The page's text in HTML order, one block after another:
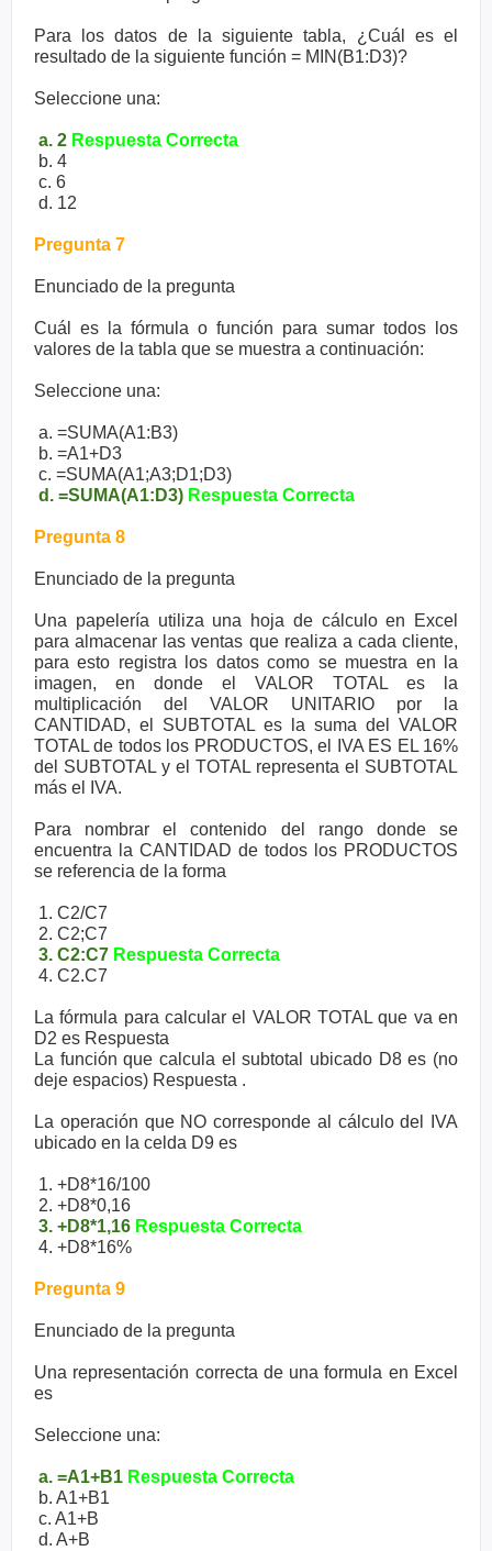
Para los datos de la siguiente tabla, ¿Cuál es el
resultado de la siguiente función = MIN(B1:D3)?
Seleccione una:
a. 2 Respuesta Correcta
b. 4
c. 6
d. 12
Pregunta 7
Enunciado de la pregunta
Cuál es la fórmula o función para sumar todos los
valores de la tabla que se muestra a continuación:
Seleccione una:
a. =SUMA(A1:B3)
b. =A1+D3
c. =SUMA(A1;A3;D1;D3)
d. =SUMA(A1:D3) Respuesta Correcta
Pregunta 8
Enunciado de la pregunta
Una papelería utiliza una hoja de cálculo en Excel
para almacenar las ventas que realiza a cada cliente,
para esto registra los datos como se muestra en la
imagen, en donde el VALOR TOTAL es la
multiplicación del VALOR UNITARIO por la
CANTIDAD, el SUBTOTAL es la suma del VALOR
TOTAL de todos los PRODUCTOS, el IVA ES EL 16%
del SUBTOTAL y el TOTAL representa el SUBTOTAL
más el IVA.
Para nombrar el contenido del rango donde se
encuentra la CANTIDAD de todos los PRODUCTOS
se referencia de la forma
1. C2/C7
2. C2;C7
3. C2:C7 Respuesta Correcta
4. C2.C7
La fórmula para calcular el VALOR TOTAL que va en
D2 es Respuesta
La función que calcula el subtotal ubicado D8 es (no
deje espacios) Respuesta .
La operación que NO corresponde al cálculo del IVA
ubicado en la celda D9 es
1. +D8*16/100
2. +D8*0,16
3. +D8*1,16 Respuesta Correcta
4. +D8*16%
Pregunta 9
Enunciado de la pregunta
Una representación correcta de una formula en Excel
es
Seleccione una:
a. =A1+B1 Respuesta Correcta
b. A1+B1
c. A1+B
d. A+B